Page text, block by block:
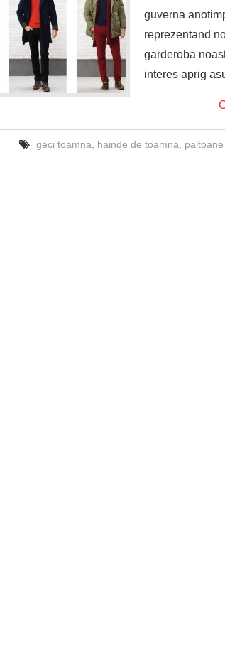
guverna
reprezentand
garderoba
interes aprig
geci toamna hainde de toamna